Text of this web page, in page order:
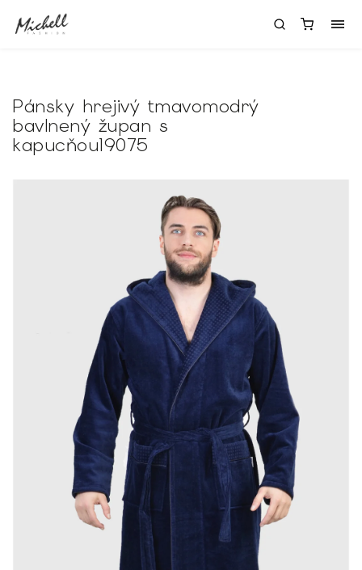
Pánsky hrejivý tmavomodrý
bavlnený župan s
kapucňou19075